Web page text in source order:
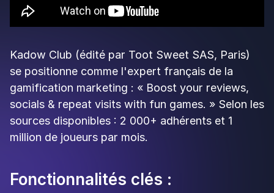
Pour qui ? Directeurs marketing et
responsables réseau de grandes enseignes
Pourquoi ? Animer la marque par le jeu sur le
long terme, fidéliser via un système de
progression et de levels, avec
l'accompagnement d'experts gamification.
👉 Kadow Club
répond surtout aux besoins
de fidélité aussi engageant qu'un jeu mobile, et